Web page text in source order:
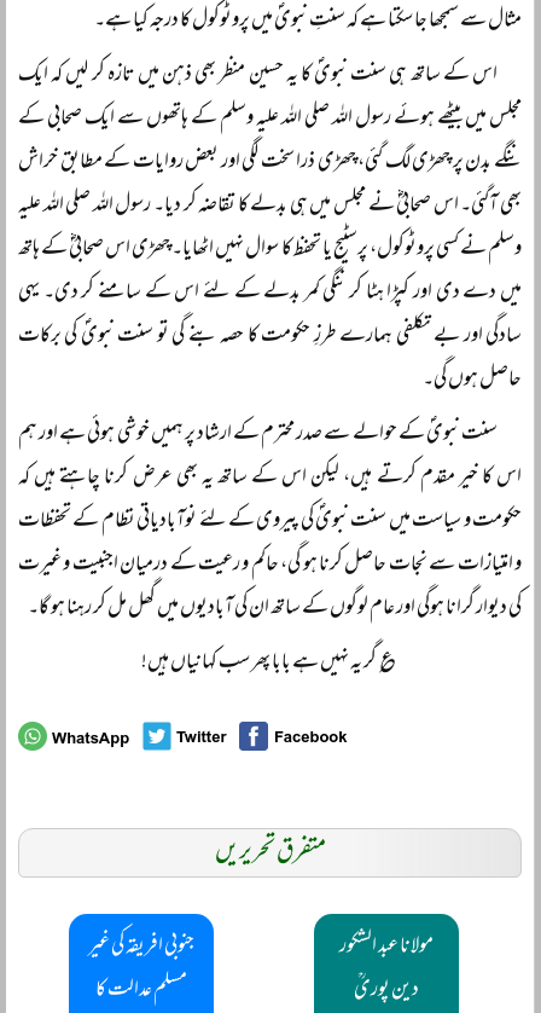
مثال سے سمجھا جا سکتا ہے کہ سنتِ نبویؐ میں پروٹوکول کا درجہ کیا ہے۔
اس کے ساتھ ہی سنت نبویؐ کا یہ حسین منظر بھی ذہن میں تازہ کر لیں کہ ایک
مجلس میں بیٹھے ہوئے رسول اللہ صلی اللہ علیہ وسلم کے ہاتھوں سے ایک صحابی کے
ننگے بدن پر چھڑی لگ گئی، چھڑی ذرا سخت لگی اور بعض روایات کے مطابق خراش
بھی آگئی۔ اس صحابیؓ نے مجلس میں ہی بدلے کا تقاضہ کر دیا۔ رسول اللہ صلی اللہ علیہ
وسلم نے کسی پروٹوکول، پرسٹیج یا تحفظ کا سوال نہیں اٹھایا۔ چھڑی اس صحابیؓ کے ہاتھ
میں دے دی اور کپڑا ہٹا کر ننگی کمر بدلے کے لئے اس کے سامنے کر دی۔ یہی
سادگی اور بے تکلفی ہمارے طرزِ حکومت کا حصہ بنے گی تو سنت نبویؐ کی برکات
حاصل ہوں گی۔
سنت نبویؐ کے حوالے سے صدر محترم کے ارشاد پر ہمیں خوشی ہوئی ہے اور ہم
اس کا خیر مقدم کرتے ہیں، لیکن اس کے ساتھ یہ بھی عرض کرنا چاہتے ہیں کہ
حکومت و سیاست میں سنت نبویؐ کی پیروی کے لئے نوآبادیاتی نظام کے تحفظات
و امتیازات سے نجات حاصل کرنا ہو گی، حاکم و رعیت کے درمیان اجنبیت و غیرت
کی دیوار گرانا ہوگی اور عام لوگوں کے ساتھ ان کی آبادیوں میں گھل مل کر رہنا ہو گا۔
؏ گر یہ نہیں ہے بابا پھر سب کہانیاں ہیں!
متفرق تحریریں
مولانا عبد الشکور
دین پوریؒ
جنوبی افریقہ کی غیر
مسلم عدالت کا